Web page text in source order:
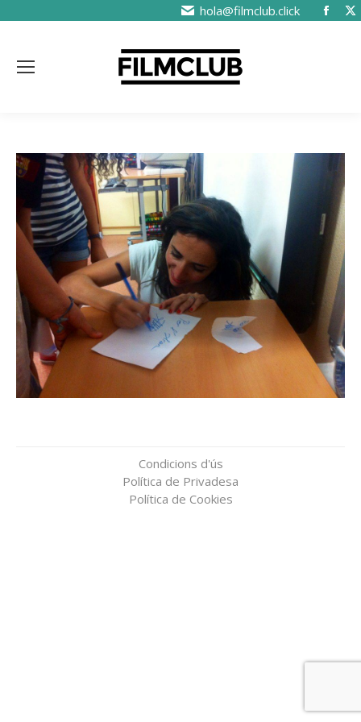
hola@filmclub.click
Condicions d'ús
Política de Privadesa
Política de Cookies